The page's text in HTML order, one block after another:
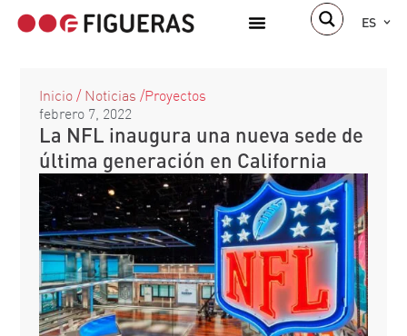
ES
Inicio/ Noticias /Proyectos
febrero 7, 2022
La NFL inaugura una nueva sede de
última generación en California